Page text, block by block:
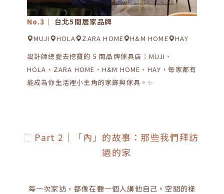
No.3｜ 台北5間居家品牌
MUJI HOLA ZARA HOME H&M HOME
HAY
設計師總愛去挖寶的 5 間品牌傢具店：MUJI、
HOLA、ZARA HOME、H&M HOME、HAY，每家都有
能成為你生活裡小主角的家飾與傢具。✨
Part 2｜「內」的故事：那些我們拜訪
過的家
每一次家訪，都像在聽一個人講他自己。空間的樣